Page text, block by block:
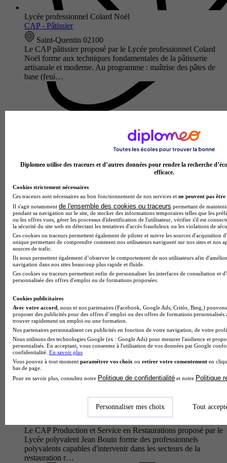
Lycée professionnel Colard Noël
CAP - Pâtissier
Saint-Quentin 02100
Le CAP pâtissier proposé par le Lycée professionnel Colard
Noël forme aux techniques fondamentales de la pâtisserie
artisanale et moderne. Au programme : maîtrise des pâtes de
base (feui…
Lycée des métiers d'art
CAP - Menuisier fabricant
Saint-Quentin 02100
Le CAP menuisier fabricant du Lycée des métiers d'art forme
des ouvriers professionnels qualifiés capables de concevoir et
fabriquer en atelier une large gamme d'ouvrages : escaliers,
mo…
CAP - Production et service en restaurations (rapide,
Le CAP Production et Service en Restaurations proposé par le
Lycée polyvalent Jean Bouin forme des professionnels
polyvalents capables d'intervenir dans les secteurs de la
restauration r…
Diplomeo utilise des traceurs et d’autres données pour rendre la recherche
efficace.
Cookies strictement nécessaires
Ces traceurs sont nécessaires au bon fonctionnement de nos services et ne peuvent pas être
Il s'agit notamment de l'ensemble des cookies ou traceurs permettant de
pendant sa navigation sur le site, de stocker des informations temporaires telles que les
ou les offres vues, gérer les processus d'identification de l'utilisateur, vérifier s'il est
la sécurité du site web en détectant les tentatives d'accès frauduleux ou les violations de
Ces cookies ou traceurs permettent également de piloter et suivre les sources d'acquisition
unique permettant de comprendre comment nos utilisateurs naviguent sur nos sites et nos
sources de trafic.
Ils nous permettent également d’observer le comportement de nos utilisateurs afin
navigation dans nos sites beaucoup plus rapide et fluide.
Ces cookies ou traceurs permettent enfin de personnaliser les interfaces de consultation et
personnalisée des offres d'emploi ou de formations proposées.
Cookies publicitaires
Avec votre accord , nous et nos partenaires (Facebook, Google Ads, Critéo, Bing,)
proposer des publicités pour des offres d’emploi ou des offres de formations
trouver rapidement un emploi ou une formation.
Nos partenaires personnalisent ces publicités en fonction de votre navigation, de votre
Nous utilisons des technologies Google (ex : Google Ads) pour mesurer l'audience et
personnalisés. En acceptant, vous consentez à l'utilisation de vos données par Google
confidentialité. En savoir plus
Vous pouvez à tout moment paramétrer vos choix ou retirer votre consentement en
bas de page.
Pour en savoir plus, consultez notre Politique de confidentialité et notre Politique
Personnaliser mes choix Tout